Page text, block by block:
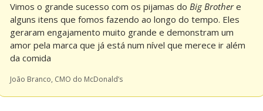
Vimos o grande sucesso com os pijamas do Big Brother e
alguns itens que fomos fazendo ao longo do tempo. Eles
geraram engajamento muito grande e demonstram um
amor pela marca que já está num nível que merece ir além
da comida
João Branco, CMO do McDonald’s